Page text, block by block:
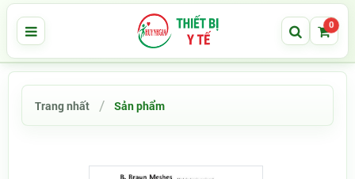
0
Trang nhất Sản phẩm